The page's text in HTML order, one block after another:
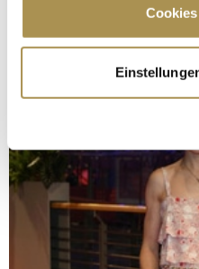
Trigger Symbol ändern oder
Informationen über
erfassen, welche bis
bestimmten
Erfahren Sie mehr darüber,
verarbeitet werden, und
Abschnitt Einzelheiten